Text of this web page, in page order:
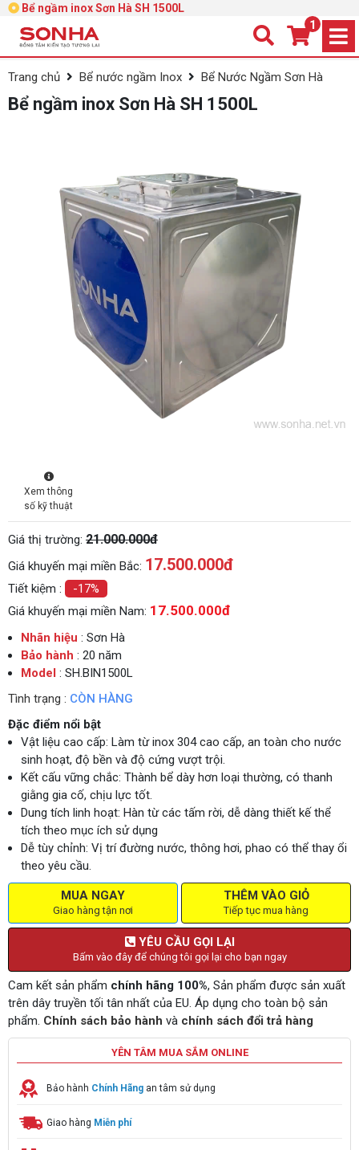
Bể ngầm inox Sơn Hà SH 1500L
1
Trang chủ Bể nước ngầm Inox Bể Nước Ngầm Sơn Hà
Bể ngầm inox Sơn Hà SH 1500L
Xem thông
số kỹ thuật
Giá thị trường: 21.000.000đ
Giá khuyến mại miền Bắc: 17.500.000đ
Tiết kiệm :
-17%
Giá khuyến mại miền Nam: 17.500.000đ
Nhãn hiệu : Sơn Hà
Bảo hành : 20 năm
Model : SH.BIN1500L
Tình trạng : CÒN HÀNG
Đặc điểm nổi bật
Vật liệu cao cấp: Làm từ inox 304 cao cấp, an toàn cho nước
sinh hoạt, độ bền và độ cứng vượt trội.
Kết cấu vững chắc: Thành bể dày hơn loại thường, có thanh
giằng gia cố, chịu lực tốt.
Dung tích linh hoạt: Hàn từ các tấm rời, dễ dàng thiết kế thể
tích theo mục ích sử dụng
Dễ tùy chỉnh: Vị trí đường nước, thông hơi, phao có thể thay ổi
theo yêu cầu.
MUA NGAY
Giao hàng tận nơi
THÊM VÀO GIỎ
Tiếp tục mua hàng
YÊU CẦU GỌI LẠI
Bấm vào đây để chúng tôi gọi lại cho bạn ngay
Cam kết sản phẩm chính hãng 100%, Sản phẩm được sản xuất
trên dây truyền tối tân nhất của EU. Áp dụng cho toàn bộ sản
phẩm. Chính sách bảo hành và chính sách đổi trả hàng
YÊN TÂM MUA SẮM ONLINE
Bảo hành Chính Hãng an tâm sử dụng
Giao hàng Miễn phí